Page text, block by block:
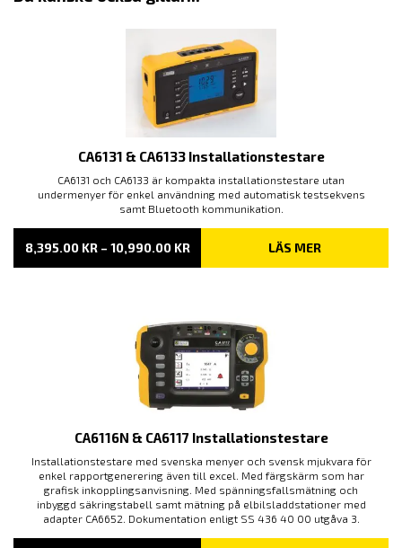
CA6131 & CA6133 Installationstestare
CA6131 och CA6133 är kompakta installationstestare utan
undermenyer för enkel användning med automatisk testsekvens
samt Bluetooth kommunikation.
8,395.00 KR – 10,990.00 KRPRISINTERVALL:
TILL
LÄS MER
CA6116N & CA6117 Installationstestare
Installationstestare med svenska menyer och svensk mjukvara för
enkel rapportgenerering även till excel. Med färgskärm som har
grafisk inkopplingsanvisning. Med spänningsfallsmätning och
inbyggd säkringstabell samt mätning på elbilsladdstationer med
adapter CA6652. Dokumentation enligt SS 436 40 00 utgåva 3.